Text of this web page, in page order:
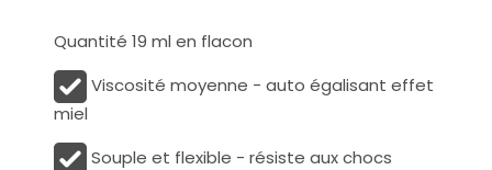
Quantité 19 ml en flacon
Viscosité moyenne - auto égalisant effet
miel
Souple et flexible - résiste aux chocs